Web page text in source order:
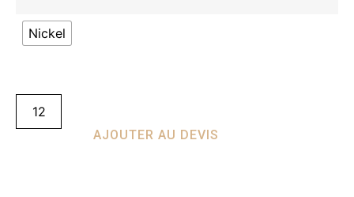
Nickel
AJOUTER AU DEVIS